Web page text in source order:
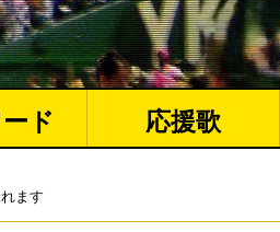
ド 応援歌
ます